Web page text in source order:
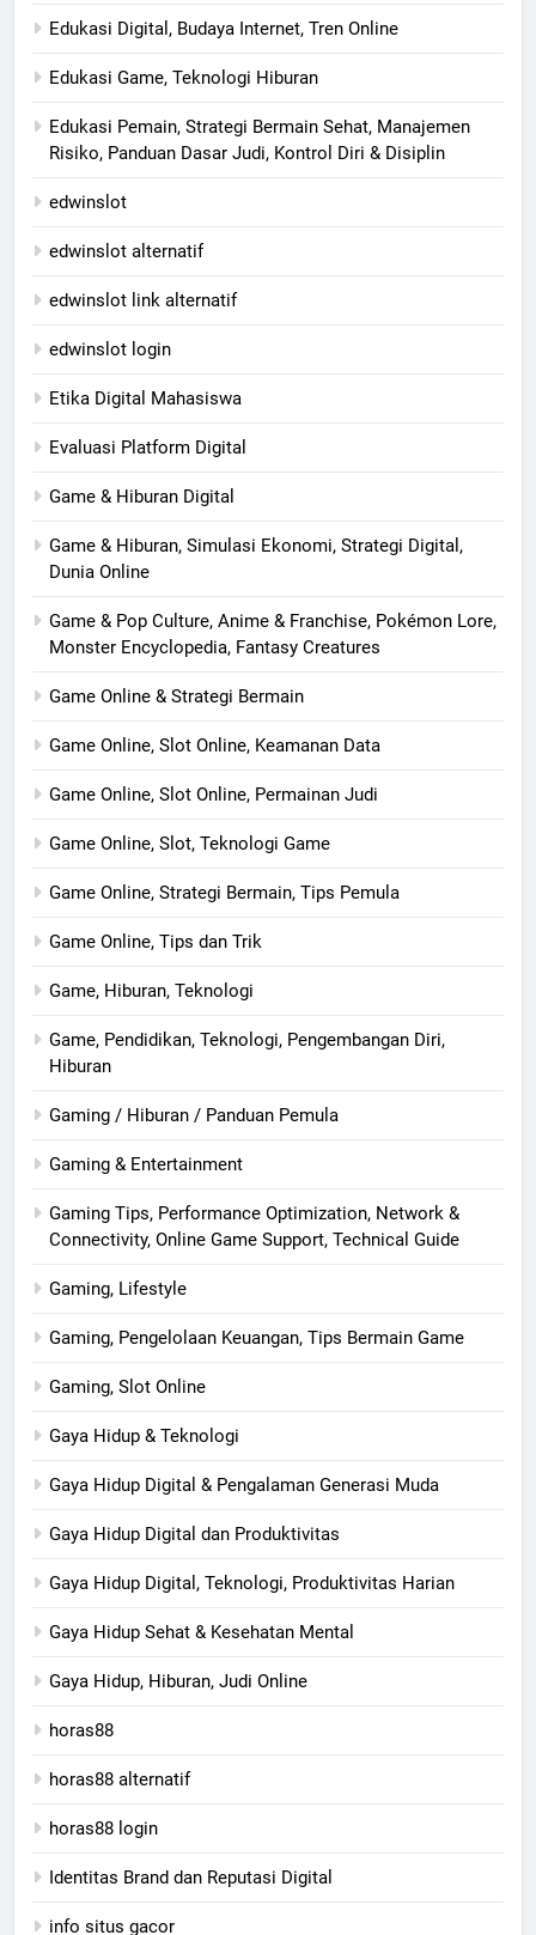
Edukasi Digital, Budaya Internet, Tren Online
Edukasi Game, Teknologi Hiburan
Edukasi Pemain, Strategi Bermain Sehat, Manajemen
Risiko, Panduan Dasar Judi, Kontrol Diri & Disiplin
edwinslot
edwinslot alternatif
edwinslot link alternatif
edwinslot login
Etika Digital Mahasiswa
Evaluasi Platform Digital
Game & Hiburan Digital
Game & Hiburan, Simulasi Ekonomi, Strategi Digital,
Dunia Online
Game & Pop Culture, Anime & Franchise, Pokémon Lore,
Monster Encyclopedia, Fantasy Creatures
Game Online & Strategi Bermain
Game Online, Slot Online, Keamanan Data
Game Online, Slot Online, Permainan Judi
Game Online, Slot, Teknologi Game
Game Online, Strategi Bermain, Tips Pemula
Game Online, Tips dan Trik
Game, Hiburan, Teknologi
Game, Pendidikan, Teknologi, Pengembangan Diri,
Hiburan
Gaming / Hiburan / Panduan Pemula
Gaming & Entertainment
Gaming Tips, Performance Optimization, Network &
Connectivity, Online Game Support, Technical Guide
Gaming, Lifestyle
Gaming, Pengelolaan Keuangan, Tips Bermain Game
Gaming, Slot Online
Gaya Hidup & Teknologi
Gaya Hidup Digital & Pengalaman Generasi Muda
Gaya Hidup Digital dan Produktivitas
Gaya Hidup Digital, Teknologi, Produktivitas Harian
Gaya Hidup Sehat & Kesehatan Mental
Gaya Hidup, Hiburan, Judi Online
horas88
horas88 alternatif
horas88 login
Identitas Brand dan Reputasi Digital
info situs gacor